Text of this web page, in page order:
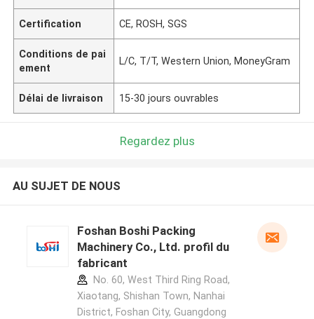
Certification CE, ROSH, SGS
Conditions de pai
ement
L/C, T/T, Western Union, MoneyGram
Délai de livraison 15-30 jours ouvrables
Regardez plus
AU SUJET DE NOUS
Foshan Boshi Packing
Machinery Co., Ltd. profil du
fabricant
No. 60, West Third Ring Road,
Xiaotang, Shishan Town, Nanhai
District, Foshan City, Guangdong